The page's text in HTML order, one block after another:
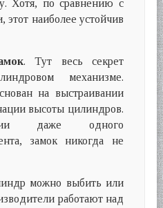
Хотя, по сравнению с
наиболее устойчив
. Тут весь секрет
механизме.
на выстраивании
высоты цилиндров.
даже одного
замок никогда не
можно выбить или
работают над